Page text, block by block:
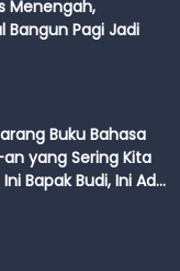
Menengah,
Bangun Pagi Jadi
Buku Bahasa
yang Sering Kita
Bapak Budi, Ini Adik